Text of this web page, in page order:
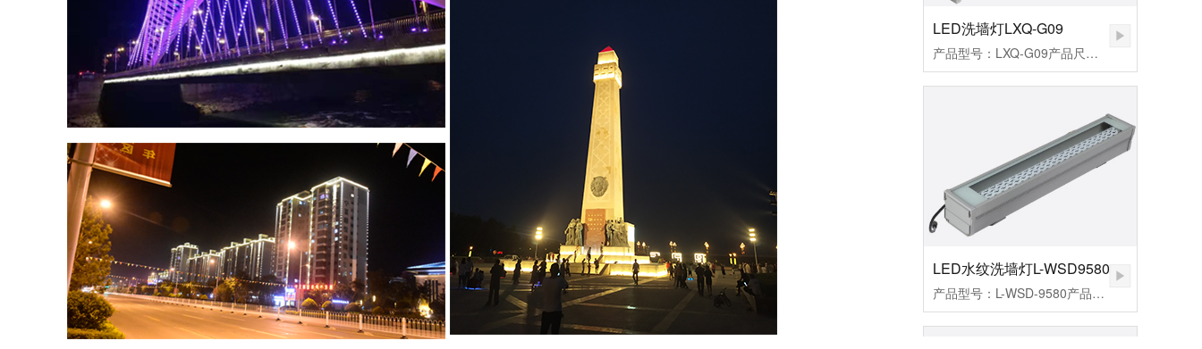
LED洗墙灯LXQ-G09
产品型号：L-WSD-9580产品尺寸：95*80*600mm产品功率：36W工作电压：AC220V发光角度：10*60°/15*45°/30°产品色温：水湖蓝外壳材质：6063航空铝+钢化玻璃显色指数：Ra≥80控制方式：常亮/内控/外控防护等级：IP67环境温度：-20℃~50℃防水结构：灌胶防水